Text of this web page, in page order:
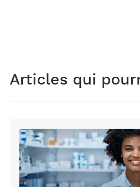
Articles qui